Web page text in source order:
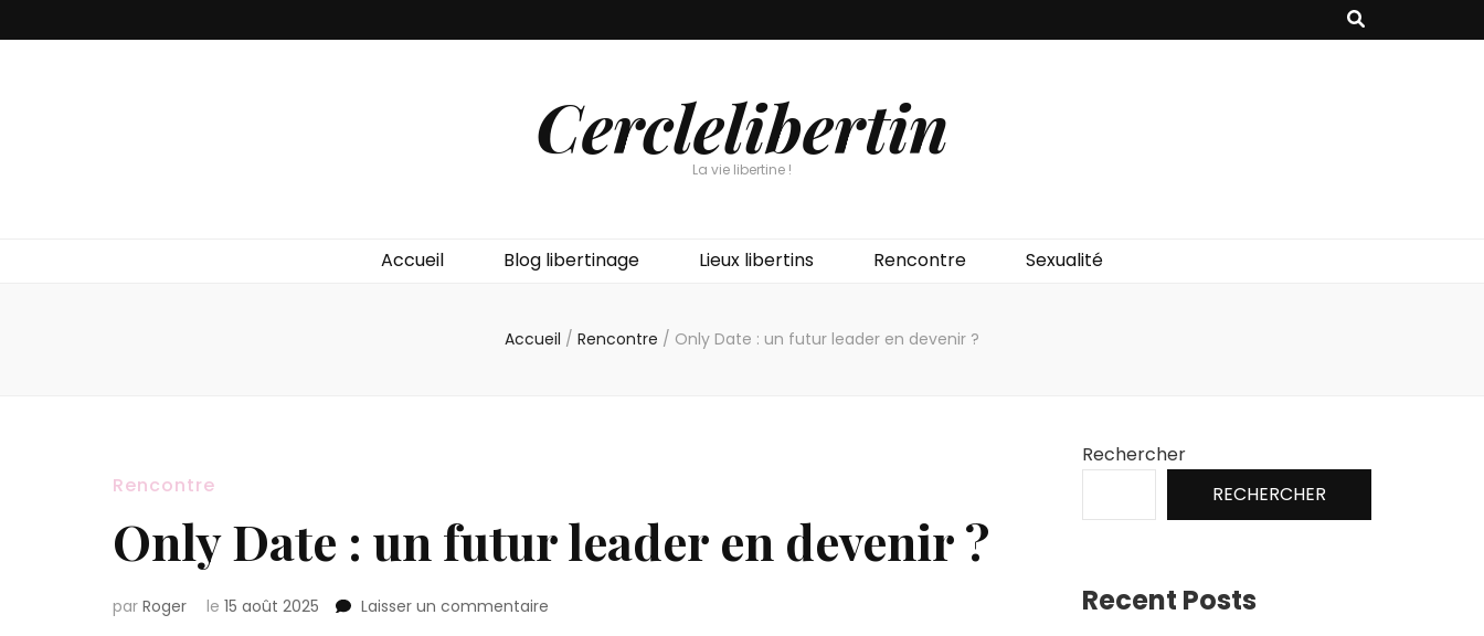
Cerclelibertin
La vie libertine !
Accueil Blog libertinage Lieux libertins Rencontre Sexualité
Accueil / Rencontre / Only Date : un futur leader en devenir ?
Rencontre
Only Date : un futur leader en devenir ?
par Roger le 15 août 2025 Laisser un commentaire
Rechercher
RECHERCHER
Recent Posts